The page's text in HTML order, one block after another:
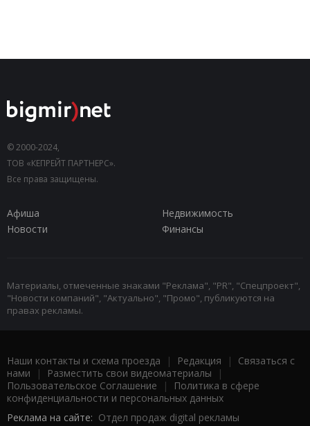
© 2000-2024,
ТОВ «КЕПРЕЙТ ПАРТНЕРС».
Все права защищены.
Афиша
Недвижимость
Новости
Финансы
Материалы, отмеченные знаками "Реклама", "PR", "Спецпроект",
"Новости компаний", "Актуально", "Промо", публикуются на
правах рекламы.
Наши контакты и схема проезда | Редакция | Связаться с
нами | Разместить свои видеоматериалы |
Пользовательское Соглашение |
Политика в сфере
конфиденциальности и персональных данных
Реклама на сайте: Отдел продаж digital рекламы